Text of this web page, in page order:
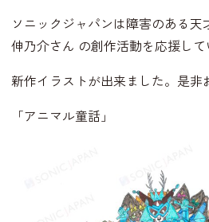
ソニックジャパンは障害のある
伸乃介さん の創作活動を応援して
新作イラストが出来ました。是非
「アニマル童話」